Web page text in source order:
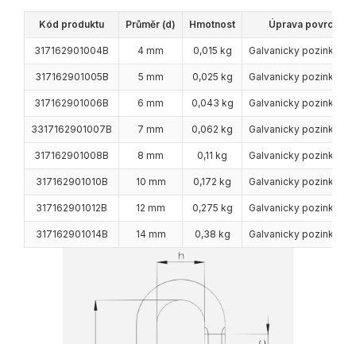
Kód produktu Průměr (d) Hmotnost Úprava povrchu
317162901004B 4 mm 0,015 kg Galvanicky
317162901005B 5 mm 0,025 kg Galvanicky
317162901006B 6 mm 0,043 kg Galvanicky
3317162901007B 7 mm 0,062 kg Galvanicky
317162901008B 8 mm 0,11 kg Galvanicky
317162901010B 10 mm 0,172 kg Galvanicky
317162901012B 12 mm 0,275 kg Galvanicky
317162901014B 14 mm 0,38 kg Galvanicky